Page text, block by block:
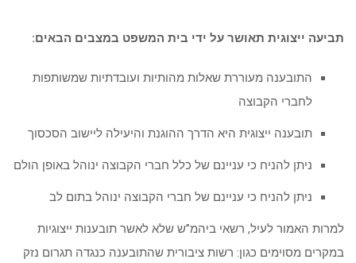
תביעה ייצוגית תאושר על ידי בית המשפט במצבים הבאים:
התובענה מעוררת שאלות מהותיות ועובדתיות שמשותפות
לחברי הקבוצה
תובענה ייצוגית היא הדרך ההוגנת והיעילה ליישוב הסכסוך
ניתן להניח כי עניינם של כלל חברי הקבוצה ינוהל באופן הולם
ניתן להניח כי עניינם של חברי הקבוצה ינוהל בתום לב
למרות האמור לעיל, רשאי ביהמ”ש שלא לאשר תובענות ייצוגיות
במקרים מסוימים כגון: רשות ציבורית שהתובענה כנגדה תגרום נזק